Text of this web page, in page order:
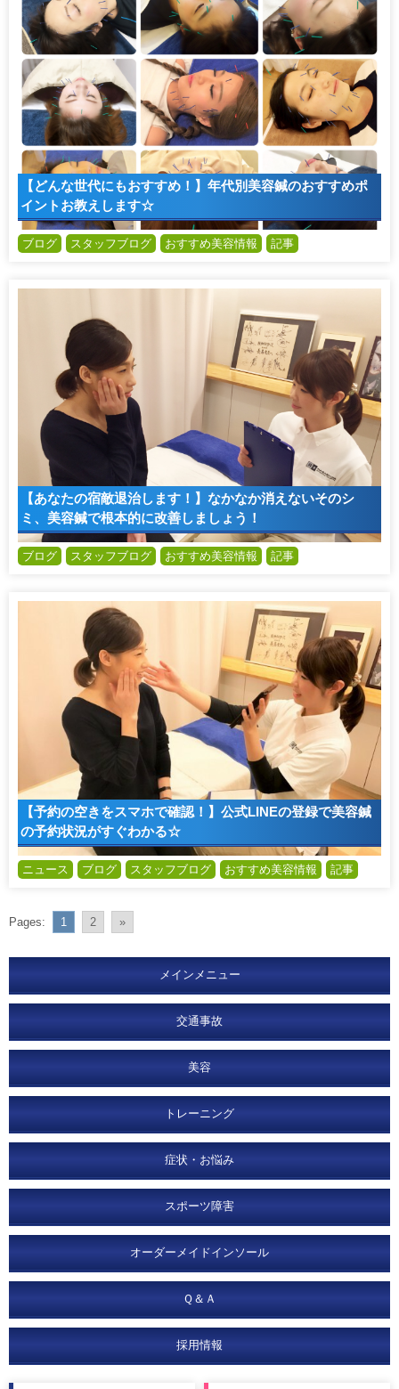
【どんな世代にもおすすめ！】年代別美容鍼のおすすめポ
イントお教えします☆
ブログ スタッフブログ おすすめ美容情報 記事
【あなたの宿敵退治します！】なかなか消えないそのシ
ミ、美容鍼で根本的に改善しましょう！
ブログ スタッフブログ おすすめ美容情報 記事
【予約の空きをスマホで確認！】公式LINEの登録で美容鍼
の予約状況がすぐわかる☆
ニュース ブログ スタッフブログ おすすめ美容情報 記事
Pages: 1 2 »
メインメニュー
交通事故
美容
トレーニング
症状・お悩み
スポーツ障害
オーダーメイドインソール
Ｑ＆Ａ
採用情報